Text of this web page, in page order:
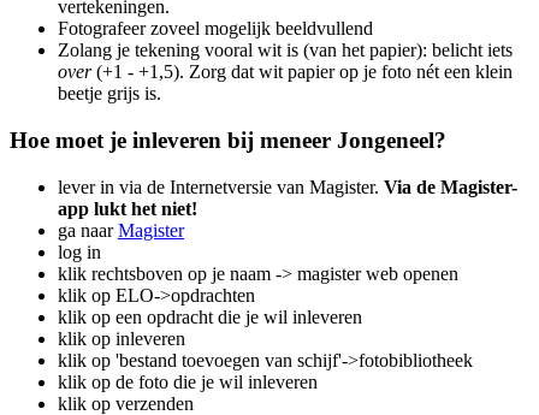
vertekeningen.
Fotografeer zoveel mogelijk beeldvullend
Zolang je tekening vooral wit is (van het papier): belicht iets
over(+1 - +1,5). Zorg dat wit papier op je foto nét een klein
beetje grijs is.
Hoe moet je inleveren bij meneer Jongeneel?
lever in via de Internetversie van Magister. Via de Magister-
app lukt het niet!
ga naarMagister
log in
klik rechtsboven op je naam -> magister web openen
klik op ELO->opdrachten
klik op een opdracht die je wil inleveren
klik op inleveren
klik op 'bestand toevoegen van schijf'->fotobibliotheek
klik op de foto die je wil inleveren
klik op verzenden